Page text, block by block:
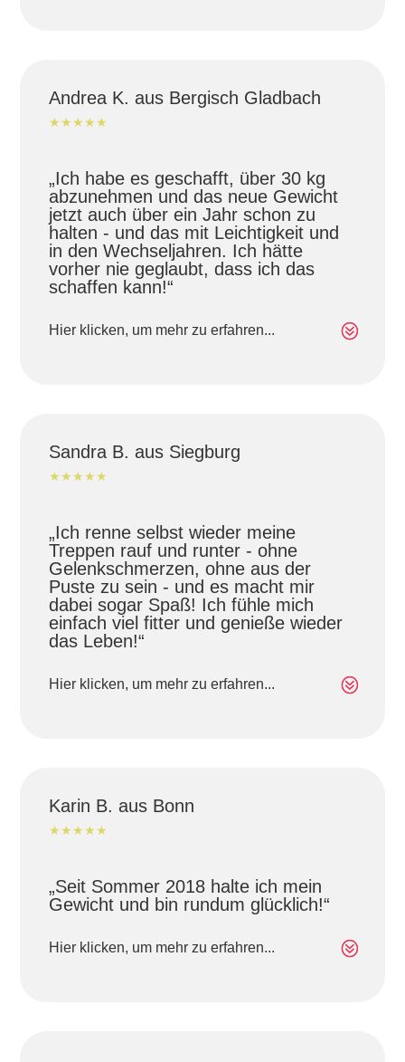
Andrea K. aus Bergisch Gladbach
★★★★★
„Ich habe es geschafft, über 30 kg
abzunehmen und das neue Gewicht
jetzt auch über ein Jahr schon zu
halten - und das mit Leichtigkeit und
in den Wechseljahren. Ich hätte
vorher nie geglaubt, dass ich das
schaffen kann!“
Hier klicken, um mehr zu erfahren...
Sandra B. aus Siegburg
★★★★★
„Ich renne selbst wieder meine
Treppen rauf und runter - ohne
Gelenkschmerzen, ohne aus der
Puste zu sein - und es macht mir
dabei sogar Spaß! Ich fühle mich
einfach viel fitter und genieße wieder
das Leben!“
Hier klicken, um mehr zu erfahren...
Karin B. aus Bonn
★★★★★
„Seit Sommer 2018 halte ich mein
Gewicht und bin rundum glücklich!“
Hier klicken, um mehr zu erfahren...